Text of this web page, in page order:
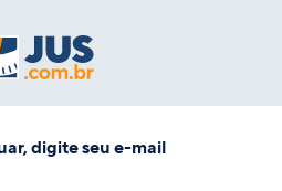
digite seu e-mail